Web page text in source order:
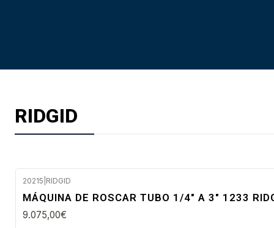
RIDGID
20215 RIDGID
MÁQUINA DE ROSCAR TUBO 1/4" A 3" 1233
9.075,00€